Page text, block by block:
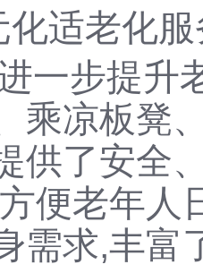
化适老化
一步提升
乘凉板凳
供了安全
便老年人
需求,丰富